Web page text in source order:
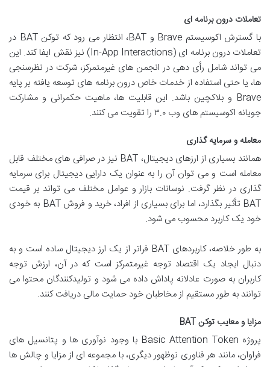
تعاملات درون برنامه ای
با گسترش اکوسیستم Brave و BAT، انتظار می رود که توکن BAT در
تعاملات درون برنامه ای (In-App Interactions) نیز نقش ایفا کند. این
می تواند شامل رأی دهی در انجمن های غیرمتمرکز، شرکت در نظرسنجی
ها، یا حتی استفاده از خدمات خاص درون برنامه های توسعه یافته بر پایه
Brave و بلاکچین باشد. این قابلیت ها، ماهیت حکمرانی و مشارکت
جویانه اکوسیستم های وب ۳.۰ را تقویت می کنند.
معامله و سرمایه گذاری
همانند بسیاری از ارزهای دیجیتال، BAT نیز در صرافی های مختلف قابل
معامله است و می توان آن را به عنوان یک دارایی دیجیتال برای سرمایه
گذاری در نظر گرفت. نوسانات بازار و عوامل مختلف می تواند بر قیمت
BAT تأثیر بگذارد، اما برای بسیاری از افراد، خرید و فروش BAT به خودی
خود یک کاربرد محسوب می شود.
به طور خلاصه، کاربردهای BAT فراتر از یک ارز دیجیتال ساده است و به
دنبال ایجاد یک اقتصاد توجه غیرمتمرکز است که در آن، ارزش توجه
کاربران به صورت عادلانه پاداش داده می شود و تولیدکنندگان محتوا می
توانند به طور مستقیم از مخاطبان خود حمایت مالی دریافت کنند.
مزایا و معایب توکن BAT
پروژه Basic Attention Token با وجود نوآوری ها و پتانسیل های
فراوان، مانند هر فناوری نوظهور دیگری، با مجموعه ای از مزایا و چالش ها